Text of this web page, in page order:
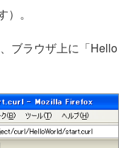
。
ブラウザ上に「Hello